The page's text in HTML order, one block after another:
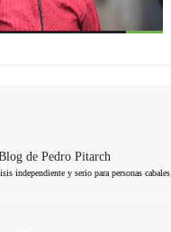
de Pedro Pitarch
independiente y serio para personas cabales